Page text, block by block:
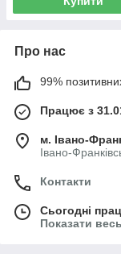
Про нас
99%
Працює з
м. Івано-
Івано-
Контакти
Сьогодні
Показати